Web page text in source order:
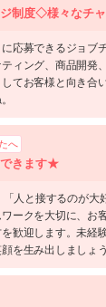
制度◇様々なチ
応募できるジョブ
ィング、商品開発
てお客様と向き合
へ
できます★
「人と接するのが大
ークを大切に、お
歓迎します。未経
を生み出しましょ